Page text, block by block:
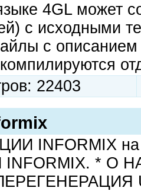
4GL может
с исходными
с
22403
INFORMIX
* О